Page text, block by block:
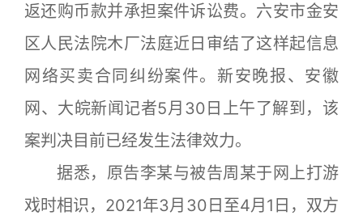
返还购币款并承担案件诉讼费。六安市金安
区人民法院木厂法庭近日审结了这样起信息
网络买卖合同纠纷案件。新安晚报、安徽
网、大皖新闻记者5月30日上午了解到，该
案判决目前已经发生法律效力。
据悉，原告李某与被告周某于网上打游
戏时相识，2021年3月30日至4月1日，双方